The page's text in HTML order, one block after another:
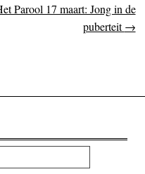
Parool 17 maart: Jong in de
puberteit→